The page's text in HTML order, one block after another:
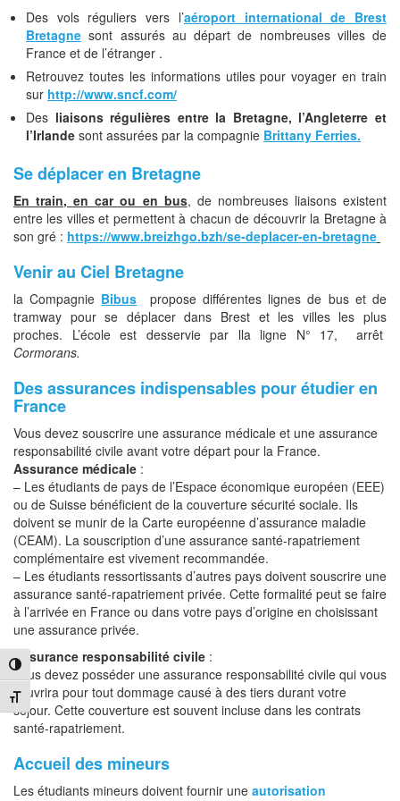
Passer en contraste élevé
Changer la taille de la police
Des vols réguliers vers l’aéroport international de Brest
Bretagne sont assurés au départ de nombreuses villes de
France et de l’étranger .
Retrouvez toutes les informations utiles pour voyager en train
sur http://www.sncf.com/
Des liaisons régulières entre la Bretagne, l’Angleterre et
l’Irlande sont assurées par la compagnie Brittany Ferries.
Se déplacer en Bretagne
En train, en car ou en bus, de nombreuses liaisons existent
entre les villes et permettent à chacun de découvrir la Bretagne à
son gré : https://www.breizhgo.bzh/se-deplacer-en-bretagne
Venir au Ciel Bretagne
la Compagnie Bibus propose différentes lignes de bus et de
tramway pour se déplacer dans Brest et les villes les plus
proches. L’école est desservie par lla ligne N° 17, arrêt
Cormorans.
Des assurances indispensables pour étudier en
France
Vous devez souscrire une assurance médicale et une assurance
responsabilité civile avant votre départ pour la France.
Assurance médicale :
– Les étudiants de pays de l’Espace économique européen (EEE)
ou de Suisse bénéficient de la couverture sécurité sociale. Ils
doivent se munir de la Carte européenne d’assurance maladie
(CEAM). La souscription d’une assurance santé-rapatriement
complémentaire est vivement recommandée.
– Les étudiants ressortissants d’autres pays doivent souscrire une
assurance santé-rapatriement privée. Cette formalité peut se faire
à l’arrivée en France ou dans votre pays d’origine en choisissant
une assurance privée.
Assurance responsabilité civile :
Vous devez posséder une assurance responsabilité civile qui vous
couvrira pour tout dommage causé à des tiers durant votre
séjour. Cette couverture est souvent incluse dans les contrats
santé-rapatriement.
Accueil des mineurs
Les étudiants mineurs doivent fournir une autorisation